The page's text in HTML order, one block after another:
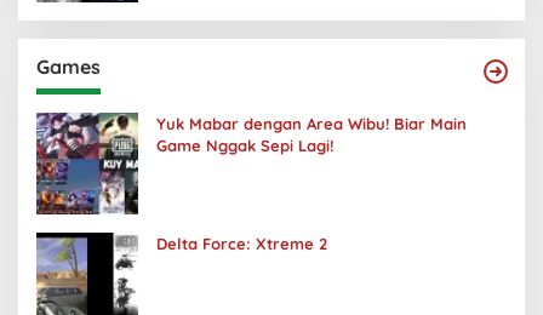
Games
Yuk Mabar dengan Area Wibu! Biar Main
Game Nggak Sepi Lagi!
Delta Force: Xtreme 2